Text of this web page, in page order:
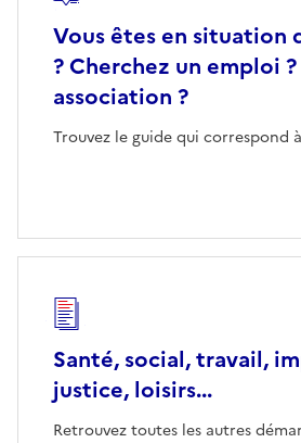
Vous êtes en situation
? Cherchez un emploi
association ?
Trouvez le guide qui correspond
Santé, social, travail,
justice, loisirs...
Retrouvez toutes les autres